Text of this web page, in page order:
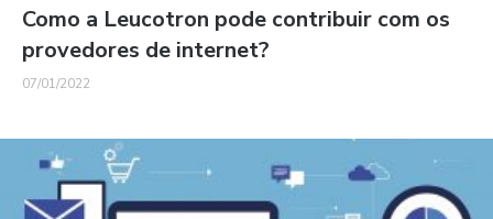
Como a Leucotron pode contribuir com os
provedores de internet?
07/01/2022